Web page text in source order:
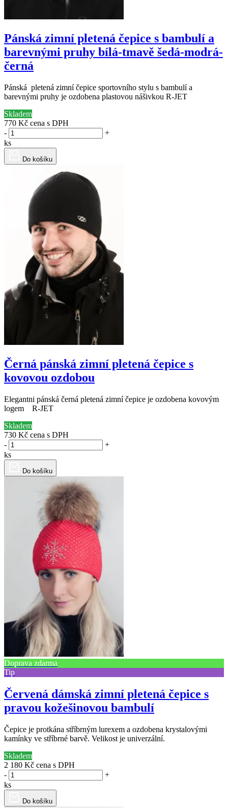
Pánská zimní pletená čepice s bambulí a
barevnými pruhy bílá-tmavě šedá-modrá-
černá
Pánská pletená zimní čepice sportovního stylu s bambulí a
barevnými pruhy je ozdobena plastovou nášivkou R-JET
Skladem
770 Kč cena s DPH
-
+
ks
Do košíku
Černá pánská zimní pletená čepice s
kovovou ozdobou
Elegantni pánská černá pletená zimní čepice je ozdobena kovovým
logem R-JET
Skladem
730 Kč cena s DPH
-
+
ks
Do košíku
Doprava zdarma
Tip
Červená dámská zimní pletená čepice s
pravou kožešinovou bambulí
Čepice je protkána stříbrným lurexem a ozdobena krystalovými
kamínky ve stříbrné barvě. Velikost je univerzální.
Skladem
2 180 Kč cena s DPH
-
+
ks
Do košíku